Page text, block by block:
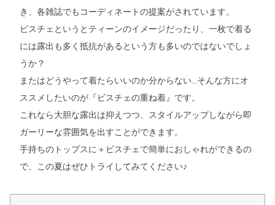
き、各雑誌でもコーディネートの提案がされています。
ビスチェというとティーンのイメージだったり、一枚で着る
には露出も多く抵抗があるという方も多いのではないでしょ
うか？
またはどうやって着たらいいのか分からない…そんな方にオ
ススメしたいのが『ビスチェの重ね着』です。
これなら大胆な露出は抑えつつ、スタイルアップしながら即
ガーリーな雰囲気を出すことができます。
手持ちのトップスに＋ビスチェで簡単におしゃれができるの
で、この夏はぜひトライしてみてください♪